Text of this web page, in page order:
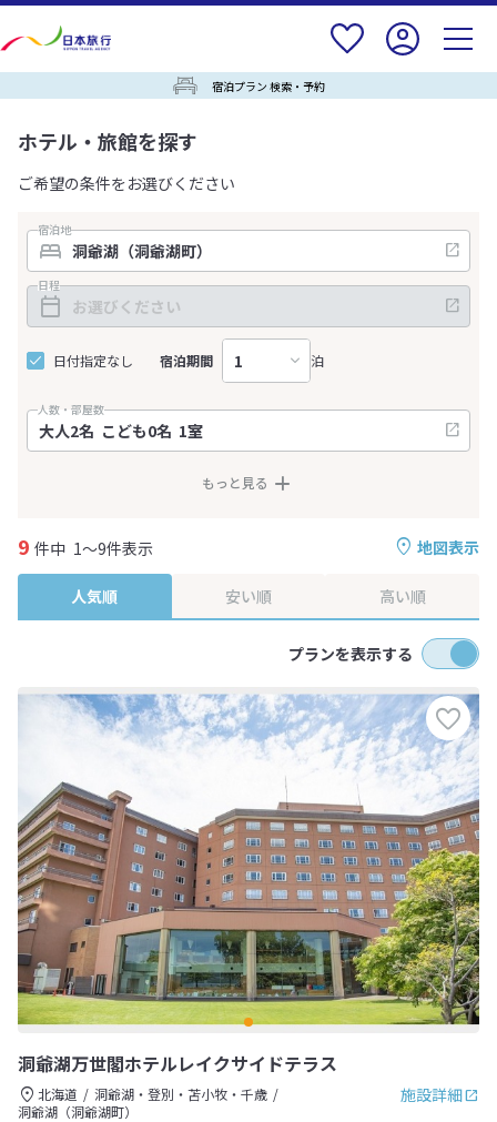
宿泊プラン 検索・予約
ホテル・旅館を探す
ご希望の条件をお選びください
宿泊地
日程
日付指定なし 宿泊期間 泊
人数・部屋数
もっと見る
地図表示
9 件中 1～9件表示
人気順 安い順 高い順
プランを表示する
洞爺湖万世閣ホテルレイクサイドテラス
施設詳細
北海道
洞爺湖・登別・苫小牧・千歳
洞爺湖（洞爺湖町）